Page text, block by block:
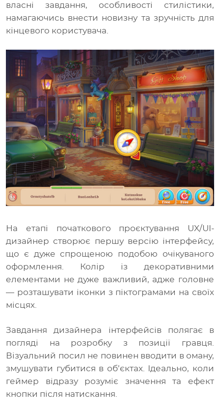
власні завдання, особливості стилістики,
намагаючись внести новизну та зручність для
кінцевого користувача.
На етапі початкового проєктування UX/UI-
дизайнер створює першу версію інтерфейсу,
що є дуже спрощеною подобою очікуваного
оформлення. Колір із декоративними
елементами не дуже важливий, адже головне
— розташувати іконки з піктограмами на своїх
місцях.
Завдання дизайнера інтерфейсів полягає в
погляді на розробку з позиції гравця.
Візуальний посил не повинен вводити в оману,
змушувати губитися в об’єктах. Ідеально, коли
геймер відразу розуміє значення та ефект
кнопки після натискання.